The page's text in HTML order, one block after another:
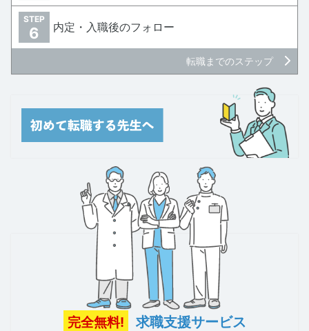
STEP
6 内定・入職後のフォロー
転職までのステップ
完全無料! 求職支援サービス